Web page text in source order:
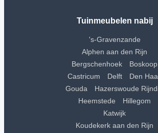
Tuinmeubelen nabij
's-Gravenzande
Alphen aan den Rijn
Bergschenhoek
Boskoop
Castricum
Delft
Den
Gouda
Hazerswoude
Heemstede
Hillegom
Katwijk
Koudekerk aan den Rijn